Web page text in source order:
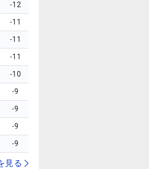
-12
-11
-11
-11
-10
-9
-9
-9
-9
見る